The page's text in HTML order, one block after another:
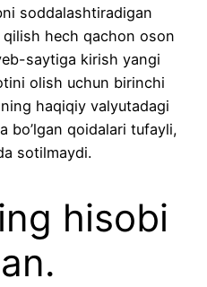
soddalashtiradigan
qilish hech qachon oson
saytiga kirish yangi
olish uchun birinchi
haqiqiy valyutadagi
bo’lgan qoidalari tufayli,
sotilmaydi.
hisobi